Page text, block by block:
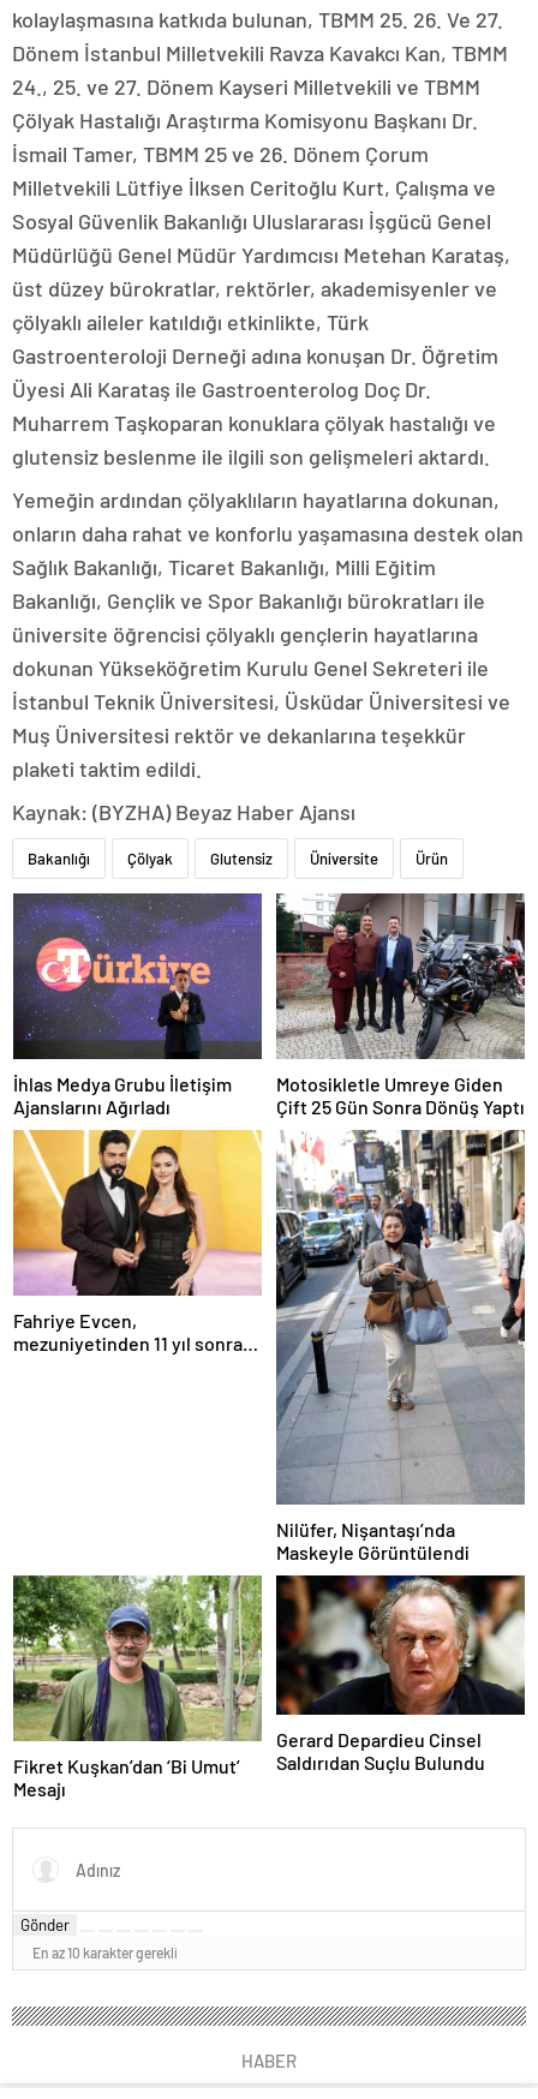
kolaylaşmasına katkıda bulunan, TBMM 25. 26. Ve 27.
Dönem İstanbul Milletvekili Ravza Kavakcı Kan, TBMM
24., 25. ve 27. Dönem Kayseri Milletvekili ve TBMM
Çölyak Hastalığı Araştırma Komisyonu Başkanı Dr.
İsmail Tamer, TBMM 25 ve 26. Dönem Çorum
Milletvekili Lütfiye İlksen Ceritoğlu Kurt, Çalışma ve
Sosyal Güvenlik Bakanlığı Uluslararası İşgücü Genel
Müdürlüğü Genel Müdür Yardımcısı Metehan Karataş,
üst düzey bürokratlar, rektörler, akademisyenler ve
çölyaklı aileler katıldığı etkinlikte, Türk
Gastroenteroloji Derneği adına konuşan Dr. Öğretim
Üyesi Ali Karataş ile Gastroenterolog Doç Dr.
Muharrem Taşkoparan konuklara çölyak hastalığı ve
glutensiz beslenme ile ilgili son gelişmeleri aktardı.
Yemeğin ardından çölyaklıların hayatlarına dokunan,
onların daha rahat ve konforlu yaşamasına destek olan
Sağlık Bakanlığı, Ticaret Bakanlığı, Milli Eğitim
Bakanlığı, Gençlik ve Spor Bakanlığı bürokratları ile
üniversite öğrencisi çölyaklı gençlerin hayatlarına
dokunan Yükseköğretim Kurulu Genel Sekreteri ile
İstanbul Teknik Üniversitesi, Üsküdar Üniversitesi ve
Muş Üniversitesi rektör ve dekanlarına teşekkür
plaketi taktim edildi.
Kaynak: (BYZHA) Beyaz Haber Ajansı
Bakanlığı Çölyak Glutensiz Üniversite Ürün
İhlas Medya Grubu İletişim
Ajanslarını Ağırladı
Motosikletle Umreye Giden
Çift 25 Gün Sonra Dönüş Yaptı
Fahriye Evcen,
mezuniyetinden 11 yıl sonra
Nilüfer, Nişantaşı’nda
Maskeyle Görüntülendi
Fikret Kuşkan’dan ‘Bi Umut’
Mesajı
Gerard Depardieu Cinsel
Saldırıdan Suçlu Bulundu
Gönder
En az 10 karakter gerekli
HABER